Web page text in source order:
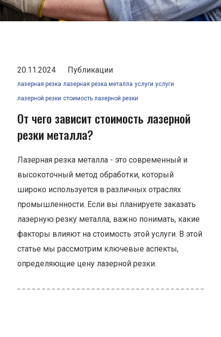
20.11.2024 Публикации
лазерная резка лазерная резка металла услуги услуги
лазерной резки стоимость лазерной резки
От чего зависит стоимость лазерной
резки металла?
Лазерная резка металла - это современный и
высокоточный метод обработки, который
широко используется в различных отраслях
промышленности. Если вы планируете заказать
лазерную резку металла, важно понимать, какие
факторы влияют на стоимость этой услуги. В этой
статье мы рассмотрим ключевые аспекты,
определяющие цену лазерной резки.